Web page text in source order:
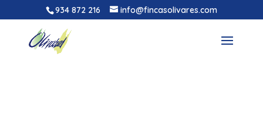
934 872 216 info@fincasolivares.com